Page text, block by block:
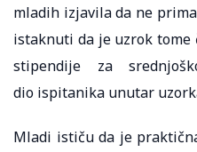
mladih izjavila da ne
istaknuti da je uzrok tome
stipendije za
dio ispitanika unutar
Mladi ističu da je